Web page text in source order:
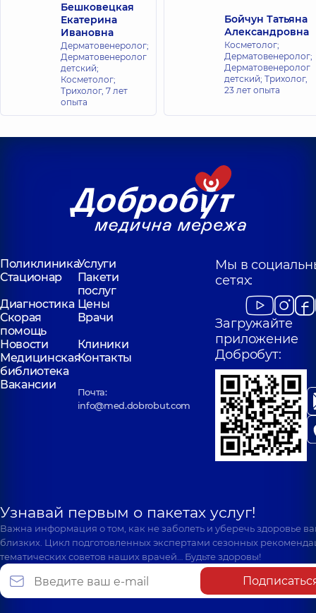
Бешковецкая
Екатерина
Ивановна
Дерматовенеролог;
Дерматовенеролог
детский;
Косметолог;
Трихолог, 7 лет
опыта
Бойчун Татьяна
Александровна
Косметолог;
Дерматовенеролог;
Дерматовенеролог
детский; Трихолог,
23 лет опыта
ПоликлиникаУслуги
Стационар
Пакети
послуг
Диагностика Цены
Скорая
помощь
Врачи
Новости
Клиники
Медицинская
библиотека
Контакты
Вакансии
Почта:
info@med.dobrobut.com
Мы в
сетях:
Загружайте
приложение
Добробут:
Узнавай первым о пакетах услуг!
Важна информация о том, как не заболеть и уберечь здоровье
близких. Цикл подготовленных экспертами сезонных
тематических советов наших врачей… Будьте здоровы!